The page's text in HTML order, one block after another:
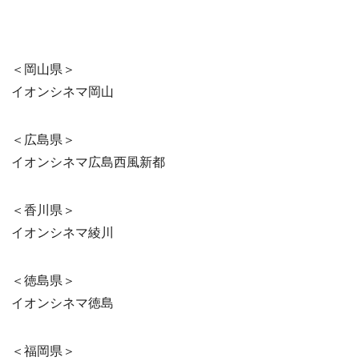
＜岡山県＞
イオンシネマ岡山
＜広島県＞
イオンシネマ広島⻄風新都
＜香川県＞
イオンシネマ綾川
＜徳島県＞
イオンシネマ徳島
＜福岡県＞